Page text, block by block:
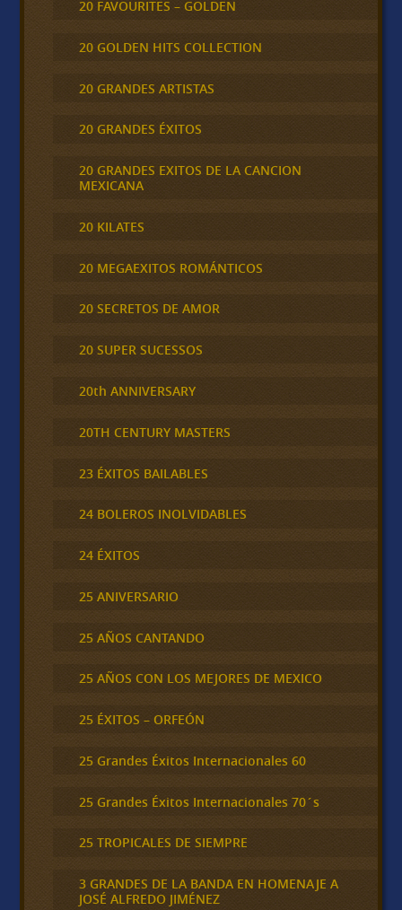
20 FAVOURITES – GOLDEN
20 GOLDEN HITS COLLECTION
20 GRANDES ARTISTAS
20 GRANDES ÉXITOS
20 GRANDES EXITOS DE LA CANCION
MEXICANA
20 KILATES
20 MEGAEXITOS ROMÁNTICOS
20 SECRETOS DE AMOR
20 SUPER SUCESSOS
20th ANNIVERSARY
20TH CENTURY MASTERS
23 ÉXITOS BAILABLES
24 BOLEROS INOLVIDABLES
24 ÉXITOS
25 ANIVERSARIO
25 AÑOS CANTANDO
25 AÑOS CON LOS MEJORES DE MEXICO
25 ÉXITOS – ORFEÓN
25 Grandes Éxitos Internacionales 60
25 Grandes Éxitos Internacionales 70´s
25 TROPICALES DE SIEMPRE
3 GRANDES DE LA BANDA EN HOMENAJE A
JOSÉ ALFREDO JIMÉNEZ